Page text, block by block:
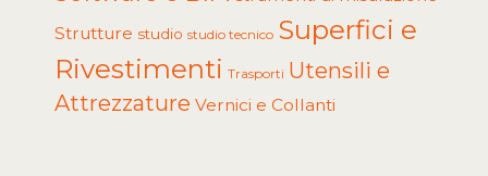
Strutture studio studio tecnico Superfici e
Rivestimenti Trasporti Utensili e
Attrezzature Vernici e Collanti